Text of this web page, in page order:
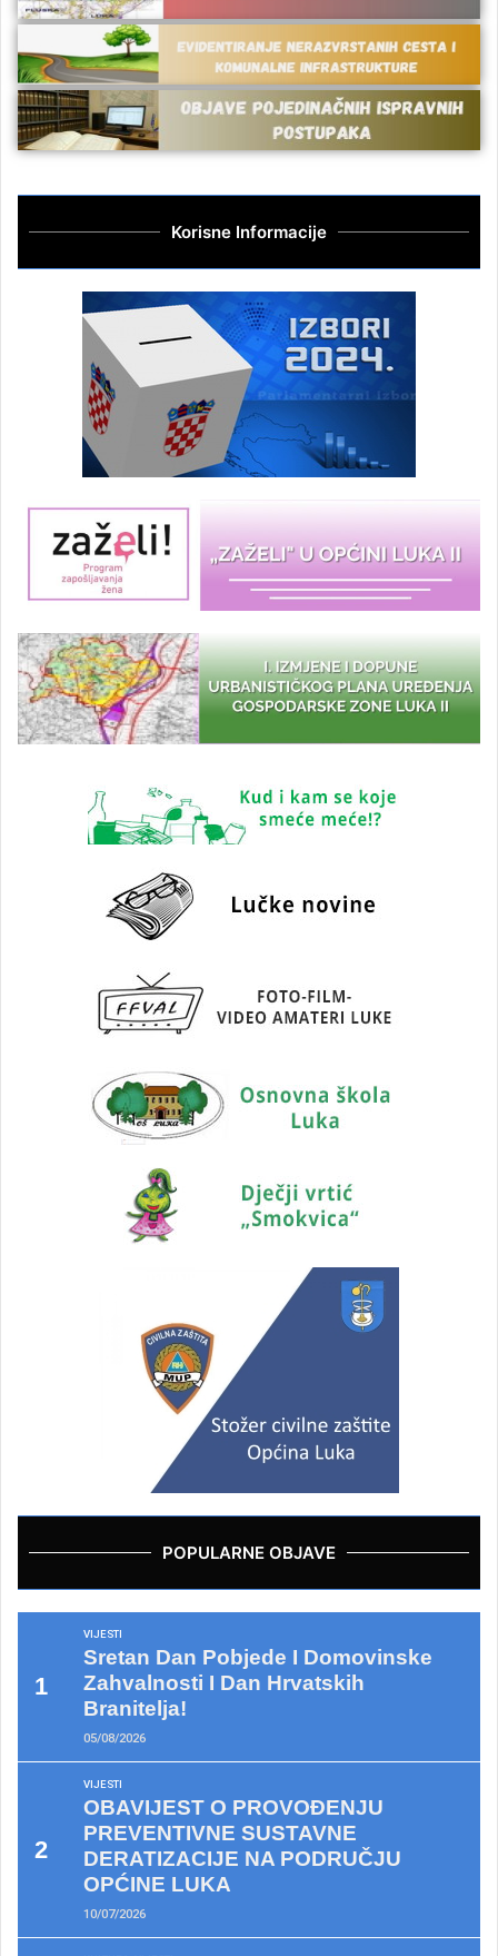
Korisne Informacije
POPULARNE OBJAVE
VIJESTI
Sretan Dan Pobjede I Domovinske
Zahvalnosti I Dan Hrvatskih
Branitelja!
05/08/2026
VIJESTI
OBAVIJEST O PROVOĐENJU
PREVENTIVNE SUSTAVNE
DERATIZACIJE NA PODRUČJU
OPĆINE LUKA
10/07/2026